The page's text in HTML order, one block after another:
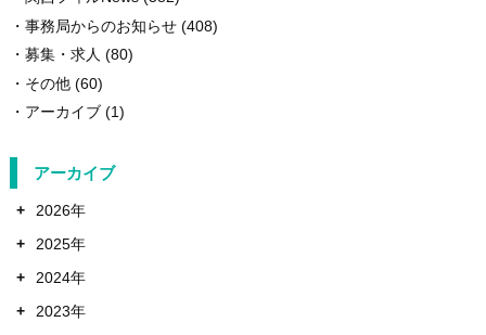
事務局からのお知らせ(408)
募集・求人 (80)
その他(60)
アーカイブ(1)
アーカイブ
+
2026年
+
2025年
+
2024年
+
2023年